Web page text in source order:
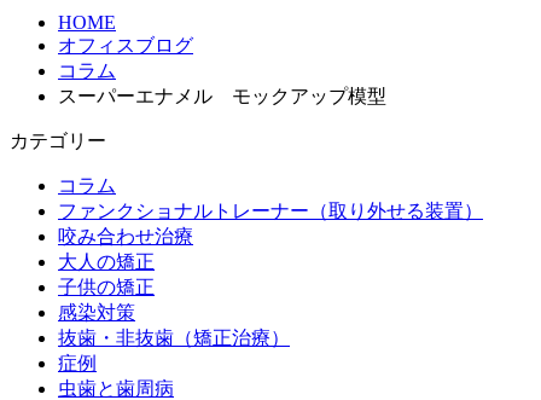
HOME
オフィスブログ
コラム
スーパーエナメル モックアップ模型
カテゴリー
コラム
ファンクショナルトレーナー（取り外せる装置）
咬み合わせ治療
大人の矯正
子供の矯正
感染対策
抜歯・非抜歯（矯正治療）
症例
虫歯と歯周病